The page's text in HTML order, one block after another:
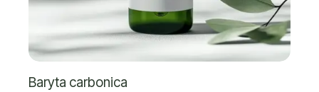
Baryta carbonica